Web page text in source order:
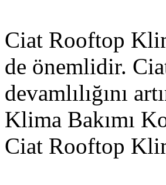
Ciat Rooftop
de önemlidir.
devamlılığını
Klima Bakımı
Ciat Rooftop